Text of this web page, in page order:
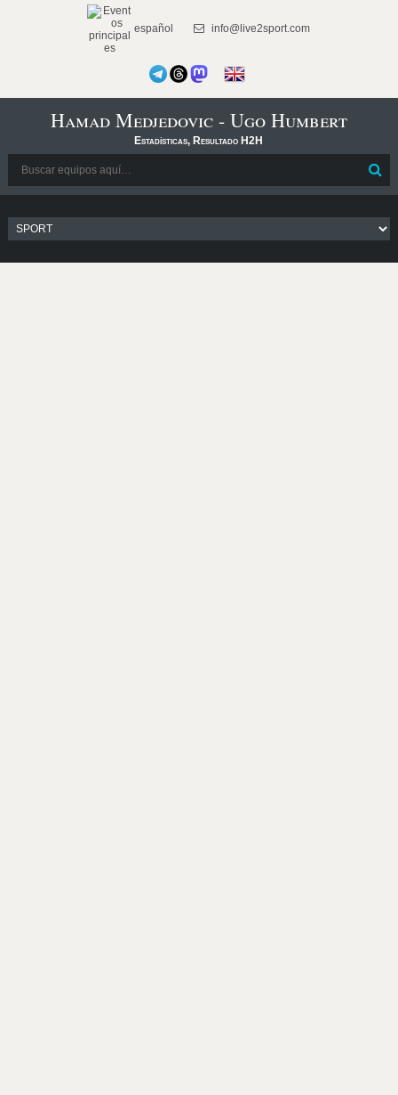
español info@live2sport.com
Hamad Medjedovic - Ugo Humbert
Estadísticas, Resultado H2H